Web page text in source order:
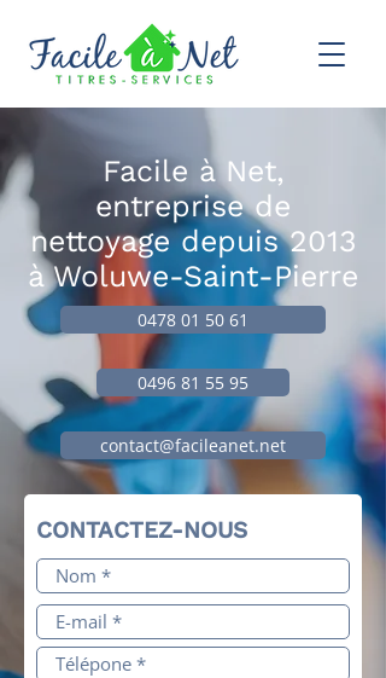
Facile à Net,
entreprise de
nettoyage depuis 2013
à Woluwe-Saint-Pierre
0478 01 50 61
0496 81 55 95
contact@facileanet.net
CONTACTEZ-NOUS